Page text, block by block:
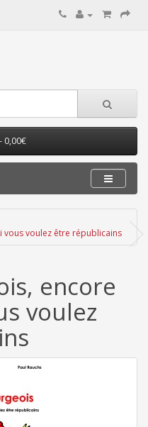
0,00€
voulez être républicains
encore
voulez